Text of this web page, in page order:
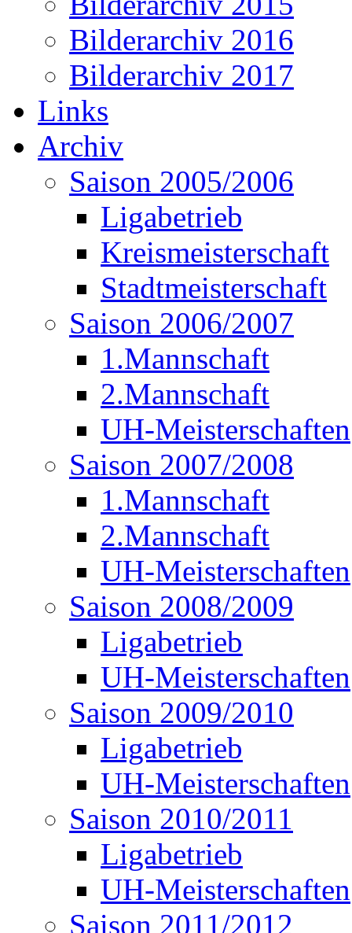
Bilderarchiv 2016
Bilderarchiv 2017
Links
Archiv
Saison 2005/2006
Ligabetrieb
Kreismeisterschaft
Stadtmeisterschaft
Saison 2006/2007
1.Mannschaft
2.Mannschaft
UH-Meisterschaften
Saison 2007/2008
1.Mannschaft
2.Mannschaft
UH-Meisterschaften
Saison 2008/2009
Ligabetrieb
UH-Meisterschaften
Saison 2009/2010
Ligabetrieb
UH-Meisterschaften
Saison 2010/2011
Ligabetrieb
UH-Meisterschaften
Saison 2011/2012